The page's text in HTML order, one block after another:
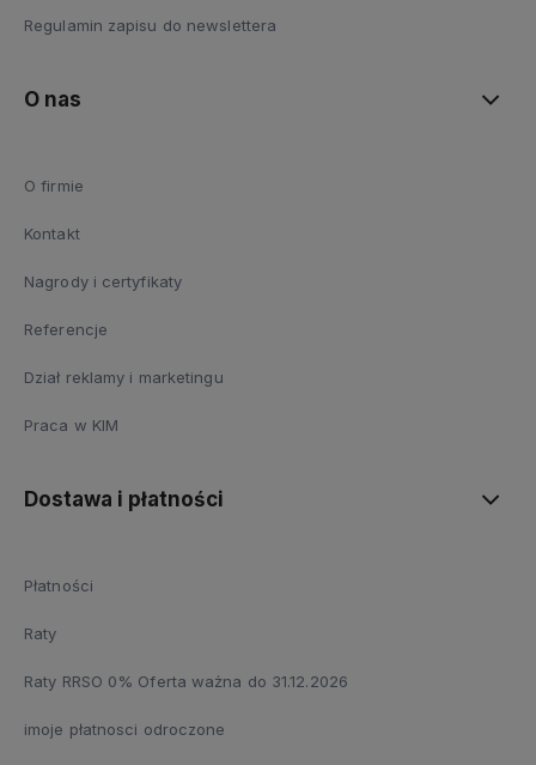
Regulamin zapisu do newslettera
O nas
O firmie
Kontakt
Nagrody i certyfikaty
Referencje
Dział reklamy i marketingu
Praca w KIM
Dostawa i płatności
Płatności
Raty
Raty RRSO 0% Oferta ważna do 31.12.2026
imoje płatnosci odroczone